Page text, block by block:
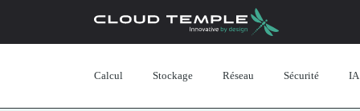
Calcul Stockage Réseau Sécurité IA